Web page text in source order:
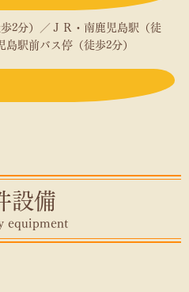
2分）／ＪＲ・南鹿児島駅（徒
駅前バス停（徒歩2分）
設備
equipment